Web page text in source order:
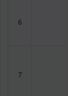
6
7